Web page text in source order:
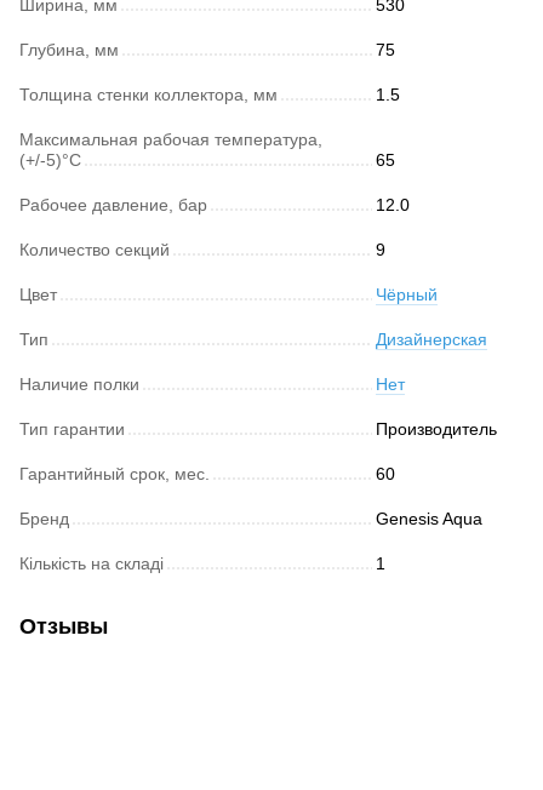
Ширина, мм 530
Глубина, мм 75
Толщина стенки коллектора, мм 1.5
Максимальная рабочая температура,
(+/-5)°C
65
Рабочее давление, бар 12.0
Количество секций 9
Цвет Чёрный
Тип Дизайнерская
Наличие полки Нет
Тип гарантии Производитель
Гарантийный срок, мес. 60
Бренд Genesis Aqua
Кількість на складі 1
Отзывы